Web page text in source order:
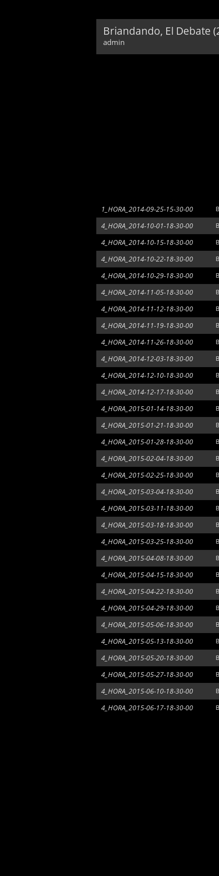
Briandando, El Debate
admin
1_HORA_2014-09-25-15-30-00
4_HORA_2014-10-01-18-30-00
4_HORA_2014-10-15-18-30-00
4_HORA_2014-10-22-18-30-00
4_HORA_2014-10-29-18-30-00
4_HORA_2014-11-05-18-30-00
4_HORA_2014-11-12-18-30-00
4_HORA_2014-11-19-18-30-00
4_HORA_2014-11-26-18-30-00
4_HORA_2014-12-03-18-30-00
4_HORA_2014-12-10-18-30-00
4_HORA_2014-12-17-18-30-00
4_HORA_2015-01-14-18-30-00
4_HORA_2015-01-21-18-30-00
4_HORA_2015-01-28-18-30-00
4_HORA_2015-02-04-18-30-00
4_HORA_2015-02-25-18-30-00
4_HORA_2015-03-04-18-30-00
4_HORA_2015-03-11-18-30-00
4_HORA_2015-03-18-18-30-00
4_HORA_2015-03-25-18-30-00
4_HORA_2015-04-08-18-30-00
4_HORA_2015-04-15-18-30-00
4_HORA_2015-04-22-18-30-00
4_HORA_2015-04-29-18-30-00
4_HORA_2015-05-06-18-30-00
4_HORA_2015-05-13-18-30-00
4_HORA_2015-05-20-18-30-00
4_HORA_2015-05-27-18-30-00
4_HORA_2015-06-10-18-30-00
4_HORA_2015-06-17-18-30-00